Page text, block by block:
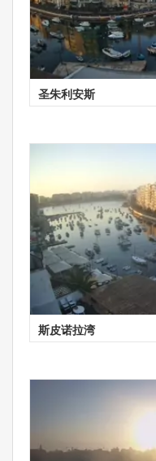
圣朱利安斯
斯皮诺拉湾